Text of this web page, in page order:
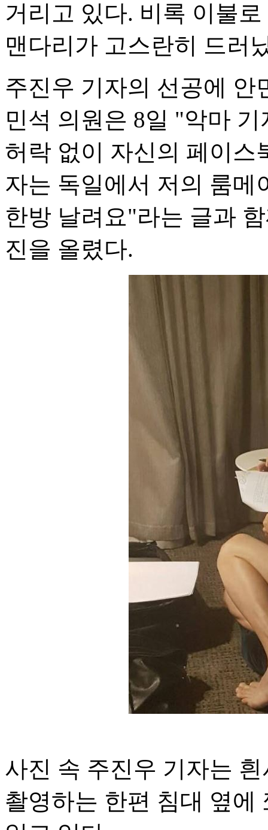
거리고 있다. 비록 이불
맨다리가 고스란히 드러
주진우 기자의 선공에 안
민석 의원은 8일 "악마
허락 없이 자신의 페이
자는 독일에서 저의 룸메
한방 날려요"라는 글과
진을 올렸다.
사진 속 주진우 기자는
촬영하는 한편 침대 옆에